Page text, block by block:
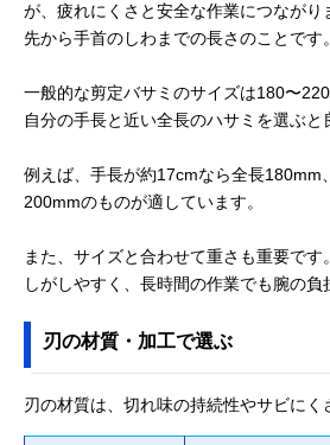
が、疲れにくさと安全な作業につなが
先から手首のしわまでの長さのことです。
一般的な剪定バサミのサイズは180〜
自分の手長と近い全長のハサミを選ぶと
例えば、手長が約17cmなら全長180mm
200mmのものが適しています。
また、サイズと合わせて重さも重要です
しがしやすく、長時間の作業でも腕の負
刃の材質・加工で選ぶ
刃の材質は、切れ味の持続性やサビにく